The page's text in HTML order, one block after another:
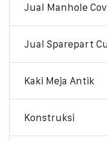
Jual Manhole
Jual Sparepart
Kaki Meja Antik
Konstruksi